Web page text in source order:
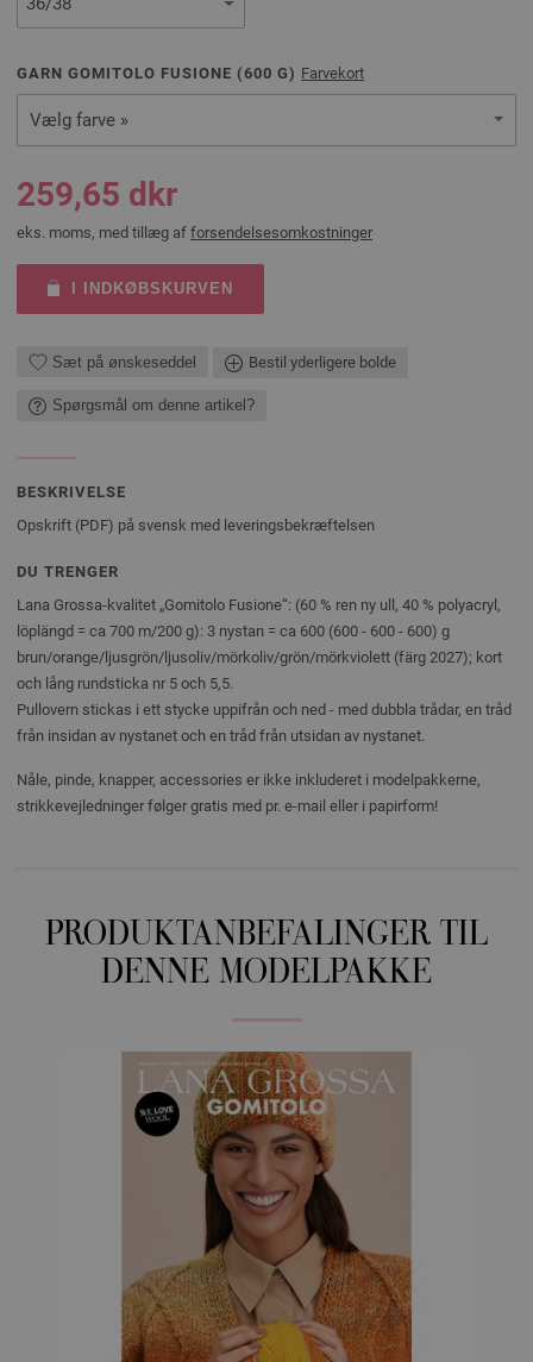
GARN GOMITOLO FUSIONE (600 G) Farvekort
Vælg farve »
259,65 dkr
eks. moms, med tillæg af forsendelsesomkostninger
I INDKØBSKURVEN
Sæt på ønskeseddel Bestil yderligere bolde
Spørgsmål om denne artikel?
BESKRIVELSE
Opskrift (PDF) på svensk med leveringsbekræftelsen
DU TRENGER
Lana Grossa-kvalitet „Gomitolo Fusione“: (60 % ren ny ull, 40 % polyacryl,
löplängd = ca 700 m/200 g): 3 nystan = ca 600 (600 - 600 - 600) g
brun/orange/ljusgrön/ljusoliv/mörkoliv/grön/mörkviolett (färg 2027); kort
och lång rundsticka nr 5 och 5,5.
Pullovern stickas i ett stycke uppifrån och ned - med dubbla trådar, en tråd
från insidan av nystanet och en tråd från utsidan av nystanet.
Nåle, pinde, knapper, accessories er ikke inkluderet i modelpakkerne,
strikkevejledninger følger gratis med pr. e-mail eller i papirform!
PRODUKTANBEFALINGER TIL
DENNE MODELPAKKE